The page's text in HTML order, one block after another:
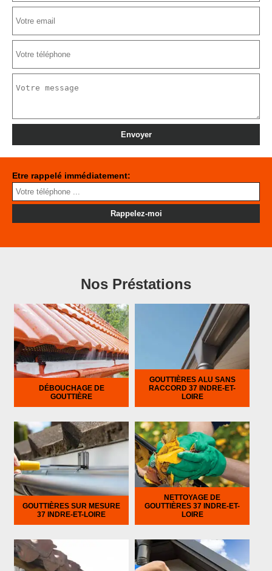
Etre rappelé immédiatement:
Nos Préstations
DÉBOUCHAGE DE
GOUTTIÈRE
GOUTTIÈRES ALU SANS
RACCORD 37 INDRE-ET-
LOIRE
GOUTTIÈRES SUR MESURE
37 INDRE-ET-LOIRE
NETTOYAGE DE
GOUTTIÈRES 37 INDRE-ET-
LOIRE